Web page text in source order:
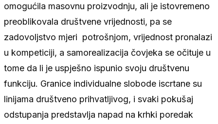
omogućila masovnu proizvodnju, ali je istovremeno
preoblikovala društvene vrijednosti, pa se
zadovoljstvo mjeri potrošnjom, vrijednost pronalazi
u kompeticiji, a samorealizacija čovjeka se očituje u
tome da li je uspješno ispunio svoju društvenu
funkciju. Granice individualne slobode iscrtane su
linijama društveno prihvatljivog, i svaki pokušaj
odstupanja predstavlja napad na krhki poredak